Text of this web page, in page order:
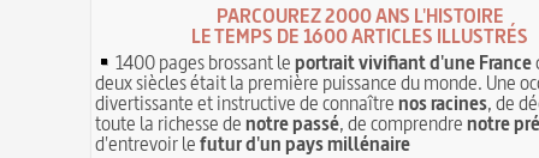
PARCOUREZ 2000 ANS L'HISTOIRE
LE TEMPS DE 1600 ARTICLES ILLUSTRÉS
1400 pages brossant leportrait vivifiant d'une France
deux siècles était la première puissance du monde. Une
divertissante et instructive de connaîtrenos racines, de
toute la richesse denotre passé, de comprendrenotre
d'entrevoir lefutur d'un pays millénaire